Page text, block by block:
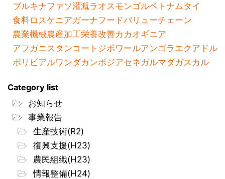
ブルキナファソ灌漑ラオスモンゴルベトナムタイ
食料ロスケニアガーナフードバリューチェーン
農業機械農産加工栄養改善カカオギニア
アフガニスタンコートジボワールアンゴラ エクアドル
ボリビアルワンダカンボジアセネガルマダガスカル
Category list
お知らせ
事業報告
生産技術(R2)
復興支援(H23)
農民組織(H23)
情報整備(H24)